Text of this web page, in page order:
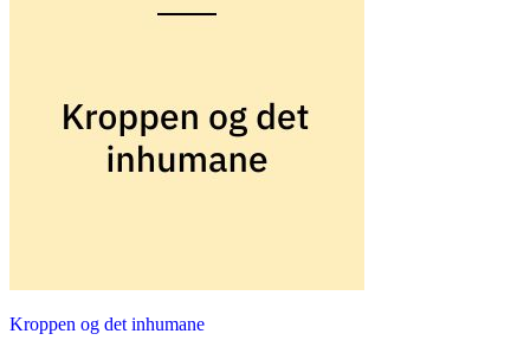
Kroppen og det inhumane